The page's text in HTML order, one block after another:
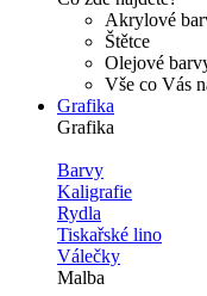
Akrylové
Štětce
Olejové
Vše co Vás
Grafika
Grafika
Barvy
Kaligrafie
Rydla
Tiskařské lino
Válečky
Malba